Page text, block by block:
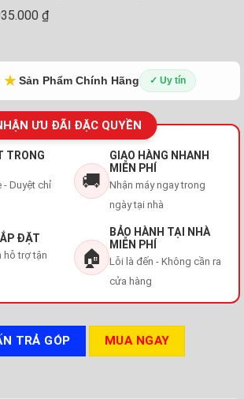
₫
Sản Phẩm Chính Hãng ✓ Uy tín
ƯU ĐÃI ĐẶC QUYỀN
TRONG
- Duyệt chỉ
🚚
GIAO HÀNG NHANH
MIỄN PHÍ
Nhận máy ngay trong
ngày tại nhà
ĐẶT
hỗ trợ tận
🏠
BẢO HÀNH TẠI NHÀ
MIỄN PHÍ
Lỗi là đến - Không cần ra
cửa hàng
TRẢ GÓP MUA NGAY